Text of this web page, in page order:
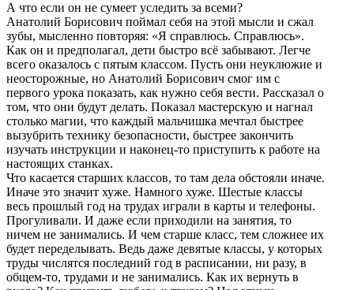
А что если он не сумеет уследить за всеми?
Анатолий Борисович поймал себя на этой мысли и сжал
зубы, мысленно повторяя: «Я справлюсь. Справлюсь».
Как он и предполагал, дети быстро всё забывают. Легче
всего оказалось с пятым классом. Пусть они неуклюжие и
неосторожные, но Анатолий Борисович смог им с
первого урока показать, как нужно себя вести. Рассказал о
том, что они будут делать. Показал мастерскую и нагнал
столько магии, что каждый мальчишка мечтал быстрее
вызубрить технику безопасности, быстрее закончить
изучать инструкции и наконец-то приступить к работе на
настоящих станках.
Что касается старших классов, то там дела обстояли иначе.
Иначе это значит хуже. Намного хуже. Шестые классы
весь прошлый год на трудах играли в карты и телефоны.
Прогуливали. И даже если приходили на занятия, то
ничем не занимались. И чем старше класс, тем сложнее их
будет переделывать. Ведь даже девятые классы, у которых
труды числятся последний год в расписании, ни разу, в
общем-то, трудами и не занимались. Как их вернуть в